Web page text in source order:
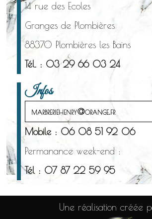
14 rue des Ecoles
Granges de Plombières
88370 Plombières les Bains
Tél. : 03 29 66 03 24
Infos
marbreriehenry@orange.fr
Mobile : 06 08 51 92 06
Permanance week-end :
Tél : 07 87 22 59 95
Une réalisation créée